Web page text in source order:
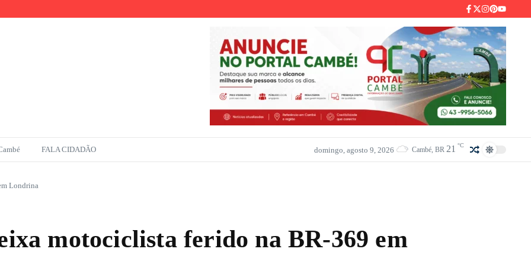
FALA CIDADÃO domingo, agosto 9, 2026 Cambé, BR 21 °C
Londrina
motociclista ferido na BR-369 em